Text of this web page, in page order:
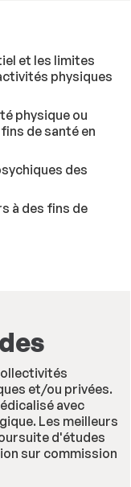
et les limites
physiques
physique ou
de santé en
des
à des fins de
et/ou privées.
avec
Les meilleurs
d'études
sur commission